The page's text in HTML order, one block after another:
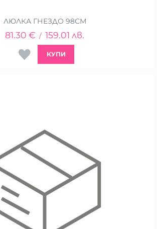
ЛЮЛКА ГНЕЗДО 98СМ
81.30 € / 159.01 лв.
КУПИ